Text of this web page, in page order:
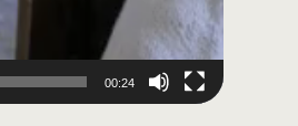
00:24